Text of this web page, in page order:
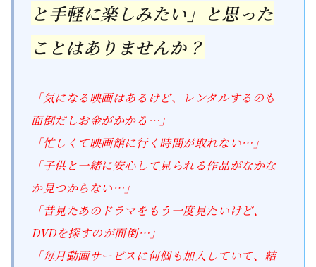
と手軽に楽しみたい」と思った
ことはありませんか？
「気になる映画はあるけど、レンタルするのも
面倒だしお金がかかる…」
「忙しくて映画館に行く時間が取れない…」
「子供と一緒に安心して見られる作品がなかな
か見つからない…」
「昔見たあのドラマをもう一度見たいけど、
DVDを探すのが面倒…」
「毎月動画サービスに何個も加入していて、結